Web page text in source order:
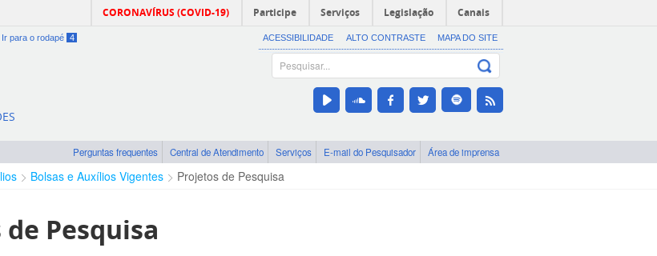
CORONAVÍRUS (COVID-19) Participe Serviços Legislação Canais
Ir para o rodapé 4 ACESSIBILIDADE ALTO CONTRASTE MAPA DO SITE
Perguntas frequentes Central de Atendimento Serviços E-mail do Pesquisador Área de imprensa
Bolsas e Auxílios Vigentes Projetos de Pesquisa
Pesquisa